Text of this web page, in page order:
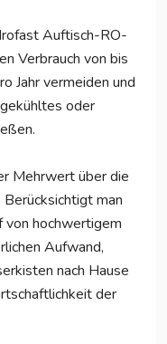
Auftisch-RO-
Verbrauch von bis
Jahr vermeiden und
oder
Mehrwert über die
man
von hochwertigem
Aufwand,
nach Hause
der